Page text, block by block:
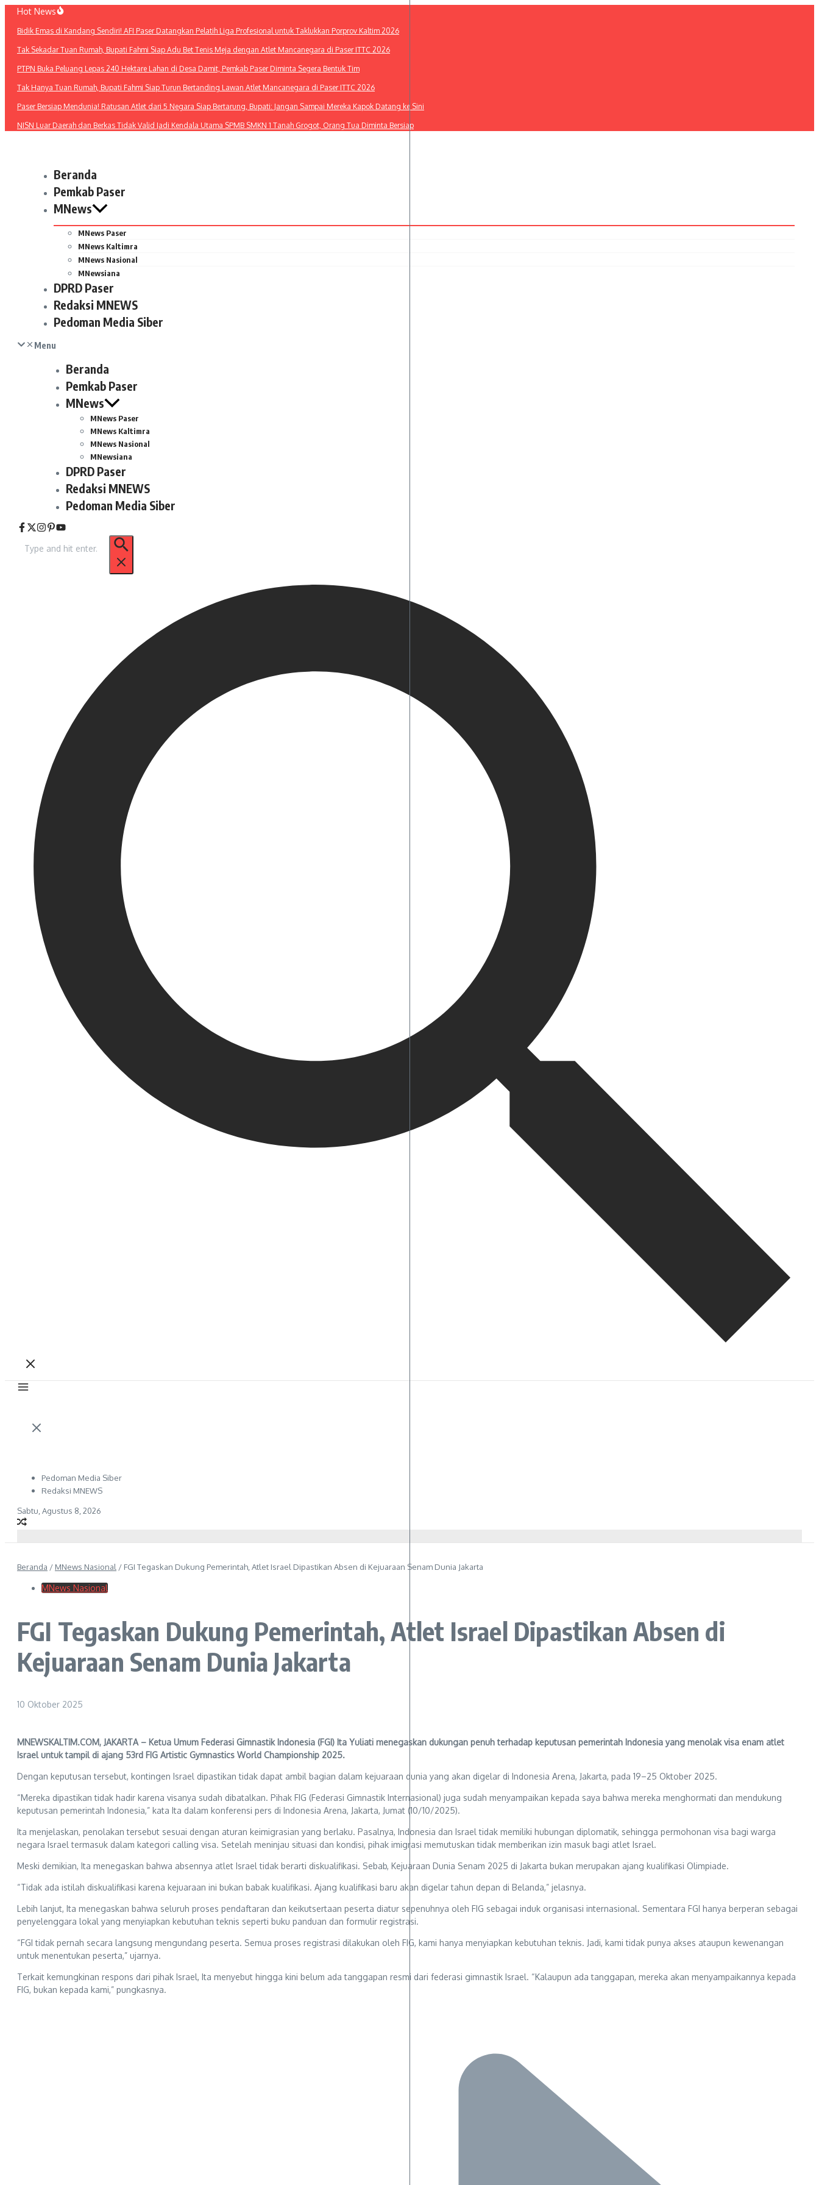
Lewati
konten
Hot News
Bidik Emas di Kandang Sendiri! AFI Paser Datangkan Pelatih Liga Profesional untuk Taklukkan Porprov Kaltim 2026
Tak Sekadar Tuan Rumah, Bupati Fahmi Siap Adu Bet Tenis Meja dengan Atlet Mancanegara di Paser ITTC 2026
PTPN Buka Peluang Lepas 240 Hektare Lahan di Desa Damit, Pemkab Paser Diminta Segera Bentuk Tim
Tak Hanya Tuan Rumah, Bupati Fahmi Siap Turun Bertanding Lawan Atlet Mancanegara di Paser ITTC 2026
Paser Bersiap Mendunia! Ratusan Atlet dari 5 Negara Siap Bertarung, Bupati: Jangan Sampai Mereka Kapok Datang ke Sini
NISN Luar Daerah dan Berkas Tidak Valid Jadi Kendala Utama SPMB SMKN 1 Tanah Grogot, Orang Tua Diminta Bersiap
Beranda
Pemkab Paser
MNews
MNews Paser
MNews Kaltimra
MNews Nasional
MNewsiana
DPRD Paser
Redaksi MNEWS
Pedoman Media Siber
Menu
Beranda
Pemkab Paser
MNews
MNews Paser
MNews Kaltimra
MNews Nasional
MNewsiana
DPRD Paser
Redaksi MNEWS
Pedoman Media Siber
untuk:
Pedoman Media Siber
Redaksi MNEWS
Sabtu, Agustus 8, 2026
Beranda / MNews Nasional / FGI Tegaskan Dukung Pemerintah, Atlet Israel Dipastikan Absen di Kejuaraan Senam Dunia Jakarta
MNews Nasional
FGI Tegaskan Dukung Pemerintah, Atlet Israel Dipastikan Absen di
Kejuaraan Senam Dunia Jakarta
10 Oktober 2025
MNEWSKALTIM.COM, JAKARTA – Ketua Umum Federasi Gimnastik Indonesia (FGI) Ita Yuliati menegaskan dukungan penuh terhadap keputusan pemerintah Indonesia yang menolak visa enam atlet
Israel untuk tampil di ajang 53rd FIG Artistic Gymnastics World Championship 2025.
Dengan keputusan tersebut, kontingen Israel dipastikan tidak dapat ambil bagian dalam kejuaraan dunia yang akan digelar di Indonesia Arena, Jakarta, pada 19–25 Oktober 2025.
“Mereka dipastikan tidak hadir karena visanya sudah dibatalkan. Pihak FIG (Federasi Gimnastik Internasional) juga sudah menyampaikan kepada saya bahwa mereka menghormati dan mendukung
keputusan pemerintah Indonesia,” kata Ita dalam konferensi pers di Indonesia Arena, Jakarta, Jumat (10/10/2025).
Ita menjelaskan, penolakan tersebut sesuai dengan aturan keimigrasian yang berlaku. Pasalnya, Indonesia dan Israel tidak memiliki hubungan diplomatik, sehingga permohonan visa bagi warga
negara Israel termasuk dalam kategori calling visa. Setelah meninjau situasi dan kondisi, pihak imigrasi memutuskan tidak memberikan izin masuk bagi atlet Israel.
Meski demikian, Ita menegaskan bahwa absennya atlet Israel tidak berarti diskualifikasi. Sebab, Kejuaraan Dunia Senam 2025 di Jakarta bukan merupakan ajang kualifikasi Olimpiade.
“Tidak ada istilah diskualifikasi karena kejuaraan ini bukan babak kualifikasi. Ajang kualifikasi baru akan digelar tahun depan di Belanda,” jelasnya.
Lebih lanjut, Ita menegaskan bahwa seluruh proses pendaftaran dan keikutsertaan peserta diatur sepenuhnya oleh FIG sebagai induk organisasi internasional. Sementara FGI hanya berperan sebagai
penyelenggara lokal yang menyiapkan kebutuhan teknis seperti buku panduan dan formulir registrasi.
“FGI tidak pernah secara langsung mengundang peserta. Semua proses registrasi dilakukan oleh FIG, kami hanya menyiapkan kebutuhan teknis. Jadi, kami tidak punya akses ataupun kewenangan
untuk menentukan peserta,” ujarnya.
Terkait kemungkinan respons dari pihak Israel, Ita menyebut hingga kini belum ada tanggapan resmi dari federasi gimnastik Israel. “Kalaupun ada tanggapan, mereka akan menyampaikannya kepada
FIG, bukan kepada kami,” pungkasnya.